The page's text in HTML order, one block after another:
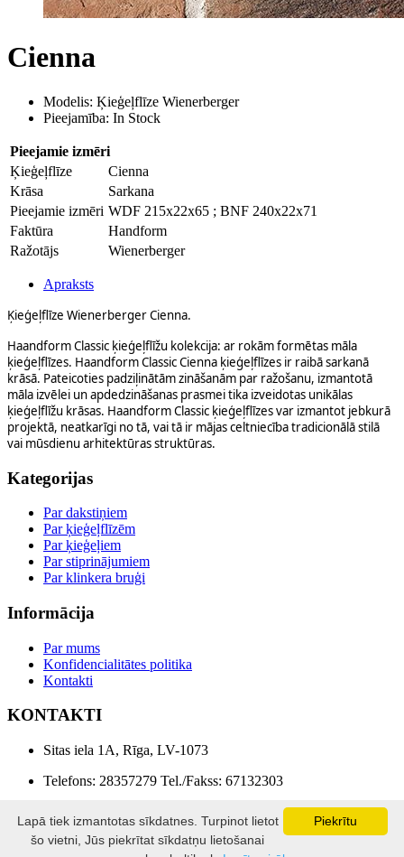
Cienna
Modelis: Ķieģeļflīze Wienerberger
Pieejamība: In Stock
Pieejamie izmēri
Ķieģeļflīze
Cienna
Krāsa
Sarkana
Pieejamie izmēri WDF 215x22x65 ; BNF 240x22x71
Faktūra
Handform
Ražotājs
Wienerberger
Apraksts
Ķieģeļflīze Wienerberger Cienna.
Haandform Classic ķieģeļflīžu kolekcija: ar rokām formētas māla
ķieģeļflīzes. Haandform Classic Cienna ķieģeļflīzes ir raibā sarkanā
krāsā. Pateicoties padziļinātām zināšanām par ražošanu, izmantotā
māla izvēlei un apdedzināšanas prasmei tika izveidotas unikālas
ķieģeļflīžu krāsas. Haandform Classic ķieģeļflīzes var izmantot jebkurā
projektā, neatkarīgi no tā, vai tā ir mājas celtniecība tradicionālā stilā
vai mūsdienu arhitektūras struktūras.
Kategorijas
Par dakstiņiem
Par ķieģeļflīzēm
Par ķieģeļiem
Par stiprinājumiem
Par klinkera bruģi
Informācija
Par mums
Konfidencialitātes politika
Kontakti
KONTAKTI
Sitas iela 1A, Rīga, LV-1073
Telefons: 28357279 Tel./Fakss: 67132303
LONE BALTIKA © 2026
Piekrītu
Lapā tiek izmantotas sīkdatnes. Turpinot lietot
šo vietni, Jūs piekrītat sīkdatņu lietošanai